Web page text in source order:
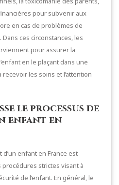
pour subvenir aux
en cas de problèmes de
ces circonstances, les
pour assurer la
en le plaçant dans une
recevoir les soins et l’attention
le processus de
enfant en
enfant en France est
strictes visant à
de l’enfant. En général, le